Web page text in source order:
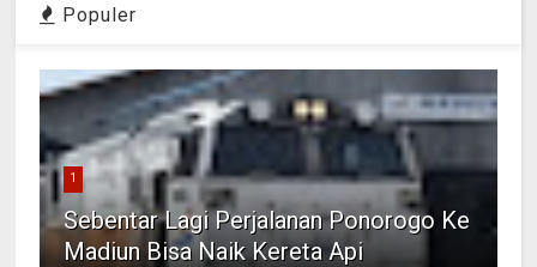
Populer
1
Sebentar Lagi Perjalanan Ponorogo Ke
Madiun Bisa Naik Kereta Api